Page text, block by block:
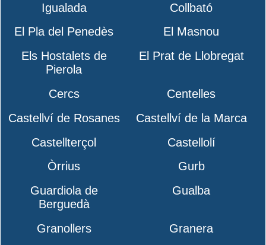
Igualada
Collbató
El Pla del Penedès
El Masnou
Els Hostalets de
Pierola
El Prat de Llobregat
Cercs
Centelles
Castellví de Rosanes
Castellví de la Marca
Castellterçol
Castellolí
Òrrius
Gurb
Guardiola de
Berguedà
Gualba
Granollers
Granera